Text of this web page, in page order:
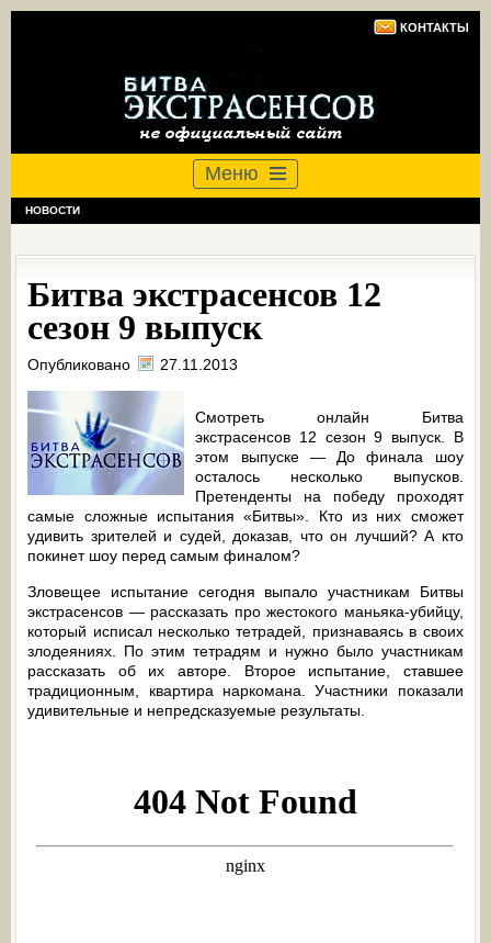
КОНТАКТЫ
Меню
НОВОСТИ
Битва экстрасенсов 12
сезон 9 выпуск
Опубликовано 27.11.2013
Смотреть онлайн Битва
экстрасенсов 12 сезон 9 выпуск. В
этом выпуске — До финала шоу
осталось несколько выпусков.
Претенденты на победу проходят
самые сложные испытания «Битвы». Кто из них сможет
удивить зрителей и судей, доказав, что он лучший? А кто
покинет шоу перед самым финалом?
Зловещее испытание сегодня выпало участникам Битвы
экстрасенсов — рассказать про жестокого маньяка-убийцу,
который исписал несколько тетрадей, признаваясь в своих
злодеяниях. По этим тетрадям и нужно было участникам
рассказать об их авторе. Второе испытание, ставшее
традиционным, квартира наркомана. Участники показали
удивительные и непредсказуемые результаты.